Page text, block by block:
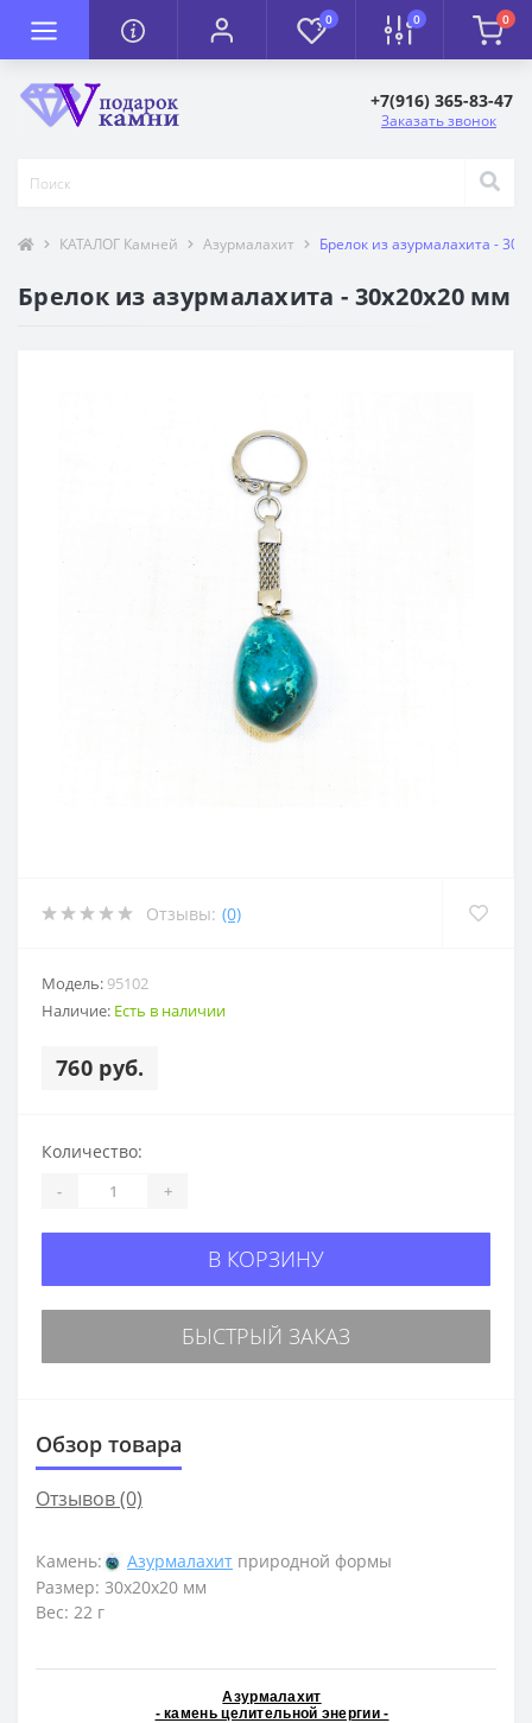
0 0 0
+7(916) 365-83-47
Заказать звонок
КАТАЛОГ Камней Азурмалахит Брелок из азурмалахита -
Брелок из азурмалахита - 30х20х20 мм
Отзывы: (0)
Модель: 95102
Наличие: Есть в наличии
760 руб.
Количество:
- +
В КОРЗИНУ
БЫСТРЫЙ ЗАКАЗ
Обзор товара
Отзывов (0)
Камень: Азурмалахит природной формы
Размер: 30х20х20 мм
Вес: 22 г
Азурмалахит
- камень целительной энергии -